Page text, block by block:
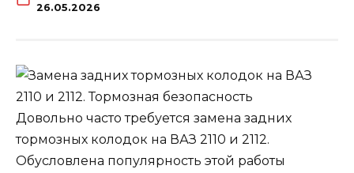
26.05.2026
Довольно часто требуется замена задних
тормозных колодок на ВАЗ 2110 и 2112.
Обусловлена популярность этой работы